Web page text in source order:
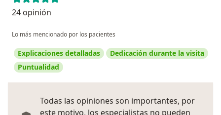
24 opinión
Lo más mencionado por los pacientes
Explicaciones detalladas
Dedicación durante la visita
Puntualidad
Todas las opiniones son importantes, por
este motivo, los especialistas no pueden